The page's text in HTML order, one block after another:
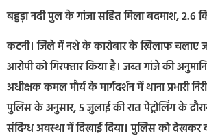
बहुड़ा नदी पुल के गांजा सहित मिला बदमाश, 2.6
कटनी। जिले में नशे के कारोबार के खिलाफ चलाए
आरोपी को गिरफ्तार किया है। जब्त गांजे की
अधीक्षक कमल मौर्य के मार्गदर्शन में थाना प्रभारी
पुलिस के अनुसार, 5 जुलाई की रात पेट्रोलिंग के
संदिग्ध अवस्था में दिखाई दिया। पुलिस को देखकर